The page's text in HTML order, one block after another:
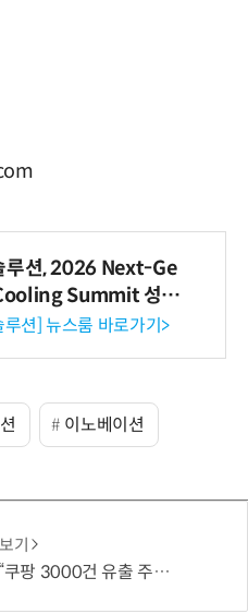
루션, 2026 Next-Ge
Summit 성황
루션] 뉴스룸 바로가기>
이노베이션
기
주장 사실과 달라…엄정 처분할 것”